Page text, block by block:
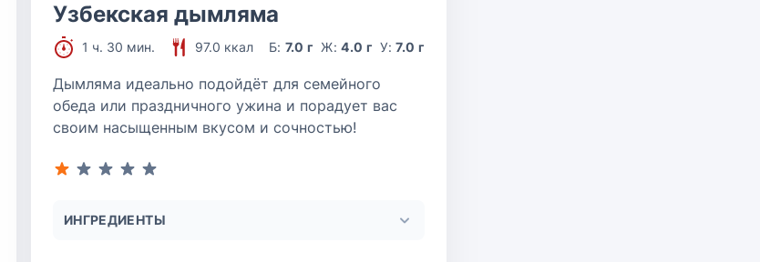
Узбекская дымляма
1 ч. 30 мин. 97.0 ккал Б: 7.0 г Ж:4.0 г У:7.0 г
Дымляма идеально подойдёт для семейного
обеда или праздничного ужина и порадует вас
своим насыщенным вкусом и сочностью!
ИНГРЕДИЕНТЫ